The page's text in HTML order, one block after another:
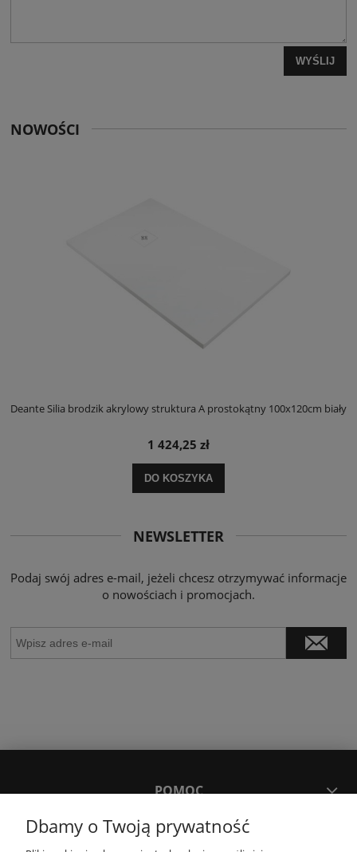
WYŚLIJ
NOWOŚCI
Deante Silia brodzik akrylowy struktura A prostokątny 100x120cm biały
1 424,25 zł
DO KOSZYKA
NEWSLETTER
Podaj swój adres e-mail, jeżeli chcesz otrzymywać informacje
o nowościach i promocjach.
POMOC
MOJE KONTO
Dbamy o Twoją prywatność